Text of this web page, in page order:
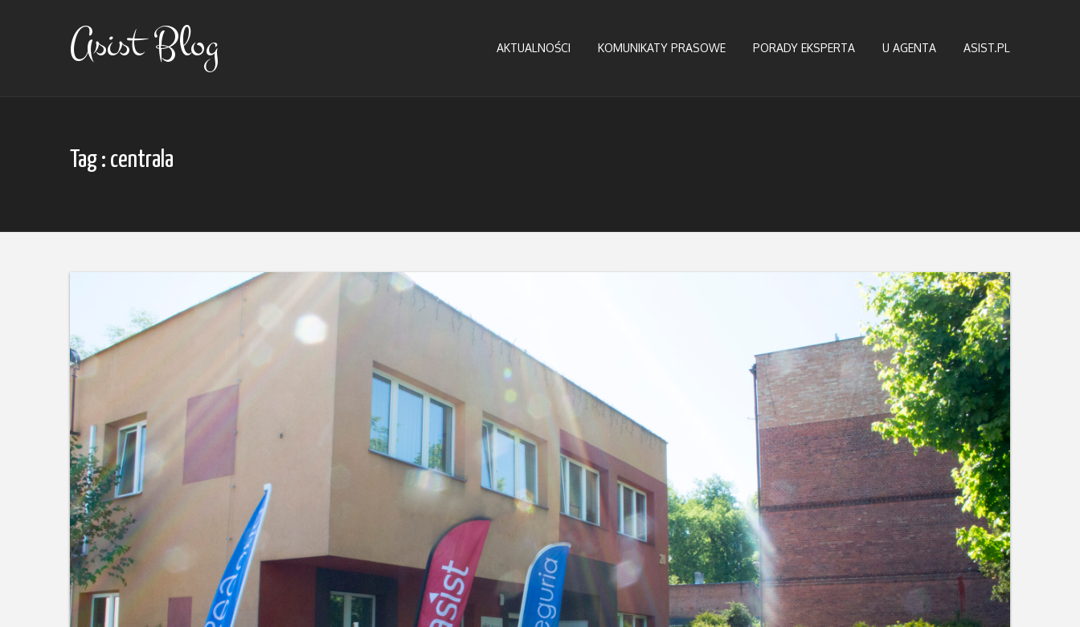
Asist Blog AKTUALNOŚCI KOMUNIKATY PRASOWE PORADY EKSPERTA U AGENTA ASIST.PL
Tag : centrala